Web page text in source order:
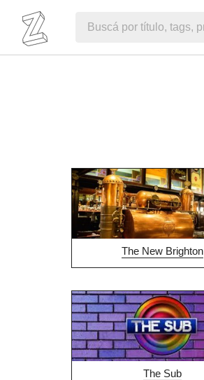
The New Brighton
The Sub